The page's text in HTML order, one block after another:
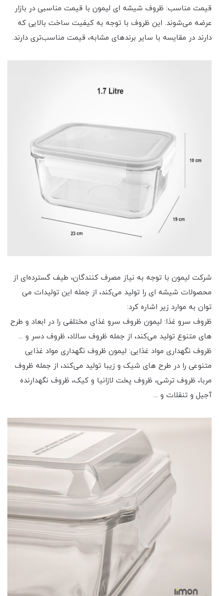
قیمت مناسب: ظروف شیشه ای لیمون با قیمت مناسبی در بازار
عرضه می‌شوند. این ظروف با توجه به کیفیت ساخت بالایی که
دارند در مقایسه با سایر برندهای مشابه، قیمت مناسب‌تری دارند.
شرکت لیمون با توجه به نیاز مصرف کنندگان، طیف گسترده‌ای از
محصولات شیشه ای را تولید می‌کند، از جمله این تولیدات می
توان به موارد زیر اشاره کرد:
ظروف سرو غذا: لیمون ظروف سرو غذای مختلفی را در ابعاد و طرح
های متنوع تولید می‌کند، از جمله ظروف سالاد، ظروف دسر و ...
ظروف نگهداری مواد غذایی: لیمون ظروف نگهداری مواد غذایی
متنوعی را در طرح های شیک و زیبا تولید می‌کند، از جمله ظروف
مربا، ظروف ترشی، ظروف پخت لازانیا و کیک، ظروف نگهدارنده
آجیل و تنقلات و ...